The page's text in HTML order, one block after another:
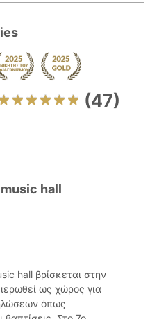
(47)
hall
hall βρίσκεται στην
ως χώρος για
όπως